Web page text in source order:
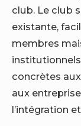
club. Le club
existante,
membres
concrètes
aux
l’intégration